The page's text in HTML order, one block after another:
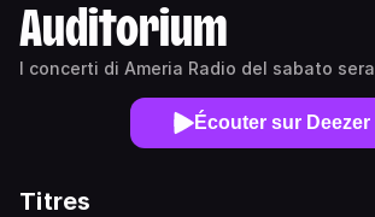
Auditorium
I concerti di Ameria Radio del sabato sera
Écouter sur Deezer
Titres